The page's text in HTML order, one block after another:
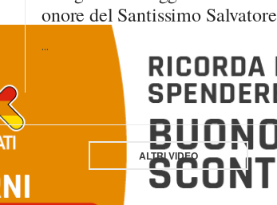
onore del Santissimo Salvatore
...
ALTRI VIDEO